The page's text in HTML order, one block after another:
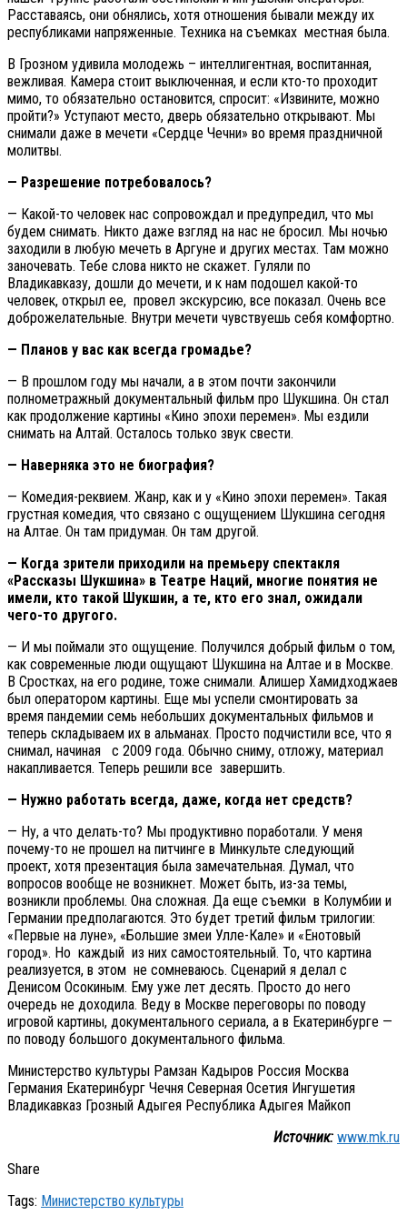
Расставаясь, они обнялись, хотя отношения бывали между их
республиками напряженные. Техника на съемках местная была.
В Грозном удивила молодежь – интеллигентная, воспитанная,
вежливая. Камера стоит выключенная, и если кто-то проходит
мимо, то обязательно остановится, спросит: «Извините, можно
пройти?» Уступают место, дверь обязательно открывают. Мы
снимали даже в мечети «Сердце Чечни» во время праздничной
молитвы.
— Разрешение потребовалось?
— Какой-то человек нас сопровождал и предупредил, что мы
будем снимать. Никто даже взгляд на нас не бросил. Мы ночью
заходили в любую мечеть в Аргуне и других местах. Там можно
заночевать. Тебе слова никто не скажет. Гуляли по
Владикавказу, дошли до мечети, и к нам подошел какой-то
человек, открыл ее, провел экскурсию, все показал. Очень все
доброжелательные. Внутри мечети чувствуешь себя комфортно.
— Планов у вас как всегда громадье?
— В прошлом году мы начали, а в этом почти закончили
полнометражный документальный фильм про Шукшина. Он стал
как продолжение картины «Кино эпохи перемен». Мы ездили
снимать на Алтай. Осталось только звук свести.
— Наверняка это не биография?
— Комедия-реквием. Жанр, как и у «Кино эпохи перемен». Такая
грустная комедия, что связано с ощущением Шукшина сегодня
на Алтае. Он там придуман. Он там другой.
— Когда зрители приходили на премьеру спектакля
«Рассказы Шукшина» в Театре Наций, многие понятия не
имели, кто такой Шукшин, а те, кто его знал, ожидали
чего-то другого.
— И мы поймали это ощущение. Получился добрый фильм о том,
как современные люди ощущают Шукшина на Алтае и в Москве.
В Сростках, на его родине, тоже снимали. Алишер Хамидходжаев
был оператором картины. Еще мы успели смонтировать за
время пандемии семь небольших документальных фильмов и
теперь складываем их в альманах. Просто подчистили все, что я
снимал, начиная с 2009 года. Обычно сниму, отложу, материал
накапливается. Теперь решили все завершить.
— Нужно работать всегда, даже, когда нет средств?
— Ну, а что делать-то? Мы продуктивно поработали. У меня
почему-то не прошел на питчинге в Минкульте следующий
проект, хотя презентация была замечательная. Думал, что
вопросов вообще не возникнет. Может быть, из-за темы,
возникли проблемы. Она сложная. Да еще съемки в Колумбии и
Германии предполагаются. Это будет третий фильм трилогии:
«Первые на луне», «Большие змеи Улле-Кале» и «Енотовый
город». Но каждый из них самостоятельный. То, что картина
реализуется, в этом не сомневаюсь. Сценарий я делал с
Денисом Осокиным. Ему уже лет десять. Просто до него
очередь не доходила. Веду в Москве переговоры по поводу
игровой картины, документального сериала, а в Екатеринбурге —
по поводу большого документального фильма.
Министерство культуры Рамзан Кадыров Россия Москва
Германия Екатеринбург Чечня Северная Осетия Ингушетия
Владикавказ Грозный Адыгея Республика Адыгея Майкоп
Источник: www.mk.ru
Share
Tags: Министерство культуры